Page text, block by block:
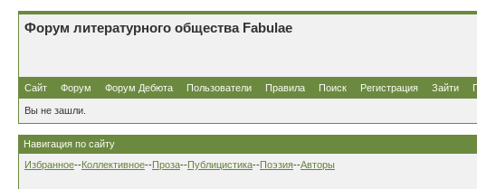
Форум литературного общества Fabulae
Сайт Форум Форум Дебюта Пользователи Правила Поиск Регистрация Зайти
Вы не зашли.
Навигация по сайту
Избранное--Коллективное--Проза--Публицистика--Поэзия--Авторы